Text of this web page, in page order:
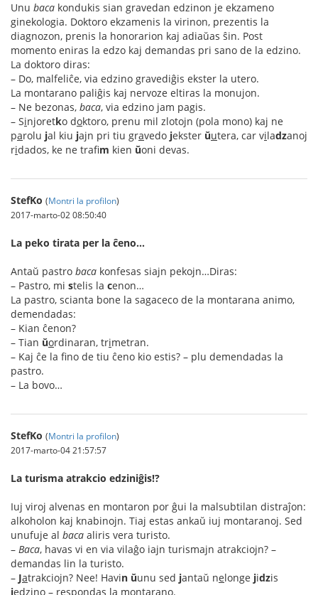
Unu baca kondukis sian gravedan edzinon je ekzameno
ginekologia. Doktoro ekzamenis la virinon, prezentis la
diagnozon, prenis la honorarion kaj adiaŭas ŝin. Post
momento eniras la edzo kaj demandas pri sano de la edzino.
La doktoro diras:
– Do, malfeliĉe, via edzino gravediĝis ekster la utero.
La montarano paliĝis kaj nervoze eltiras la monujon.
– Ne bezonas, baca, via edzino jam pagis.
– Sinjoretko doktoro, prenu mil zlotojn (pola mono) kaj ne
parolu jal kiu jajn pri tiu gravedo jekster ŭutera, car viladzanoj
ridados, ke ne trafim kien ŭoni devas.
StefKo (Montri la profilon)
2017-marto-02 08:50:40
La peko tirata per la ĉeno…
Antaŭ pastro baca konfesas siajn pekojn…Diras:
– Pastro, mi stelis la cenon…
La pastro, scianta bone la sagaceco de la montarana animo,
demendadas:
– Kian ĉenon?
– Tian ŭordinaran, trimetran.
– Kaj ĉe la fino de tiu ĉeno kio estis? – plu demendadas la
pastro.
– La bovo…
StefKo (Montri la profilon)
2017-marto-04 21:57:57
La turisma atrakcio edziniĝis!?
Iuj viroj alvenas en montaron por ĝui la malsubtilan distraĵon:
alkoholon kaj knabinojn. Tiaj estas ankaŭ iuj montaranoj. Sed
unufuje al baca aliris vera turisto.
– Baca, havas vi en via vilaĝo iajn turismajn atrakciojn? –
demandas lin la turisto.
– Jatrakciojn? Nee! Havin ŭunu sed jantaŭ nelonge jidzis
jedzino – respondas la montarano.